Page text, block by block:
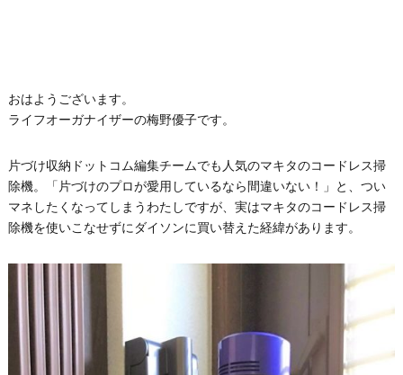
おはようございます。
ライフオーガナイザーの梅野優子です。
片づけ収納ドットコム編集チームでも人気のマキタのコードレス掃
除機。「片づけのプロが愛用しているなら間違いない！」と、つい
マネしたくなってしまうわたしですが、実はマキタのコードレス掃
除機を使いこなせずにダイソンに買い替えた経緯があります。